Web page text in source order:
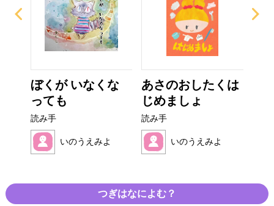
ぼくが いなくな
っても
読み手
いのうえみよ
あさのおしたくは
じめましょ
読み手
いのうえみよ
つぎはなによむ？